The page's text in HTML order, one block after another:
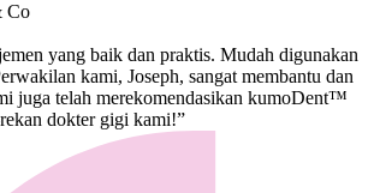
Co
yang baik dan praktis. Mudah digunakan
kami, Joseph, sangat membantu dan
juga telah merekomendasikan kumoDent™
dokter gigi kami!”